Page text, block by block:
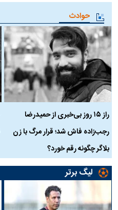
حوادث
راز ۱۵ روز بی‌خبری از حمیدرضا
رجب‌زاده فاش شد؛ قرار مرگ با زن
بلاگر چگونه رقم خورد؟
لیگ برتر